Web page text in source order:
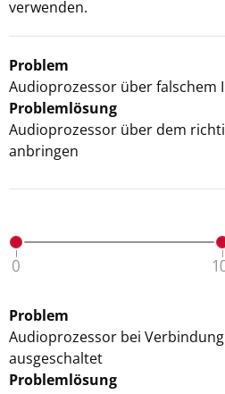
verwenden.
Problem
Audioprozessor über falschem
Problemlösung
Audioprozessor über dem
anbringen
Problem
Audioprozessor bei
ausgeschaltet
Problemlösung